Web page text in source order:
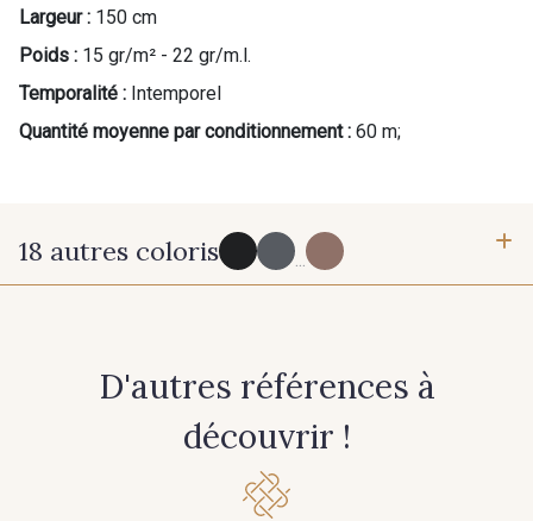
Largeur : 150 cm
Poids : 15 gr/m² - 22 gr/m.l.
Temporalité : Intemporel
Quantité moyenne par conditionnement : 60 m;
18 autres coloris ...
D'autres références à
découvrir !
Cadeau : 10% offerts sur votre
nouveautés, d’inspirations et de promotions.